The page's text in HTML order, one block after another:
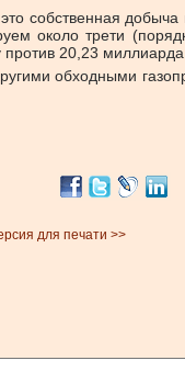
добыча
около трети
против 20,23
обходными
для печати >>